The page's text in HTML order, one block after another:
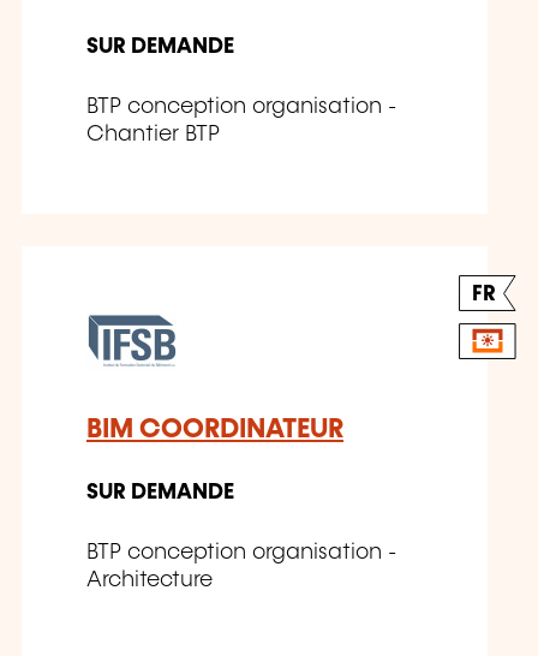
SUR DEMANDE
BTP conception organisation -
Chantier BTP
FR
BIM COORDINATEUR
SUR DEMANDE
BTP conception organisation -
Architecture